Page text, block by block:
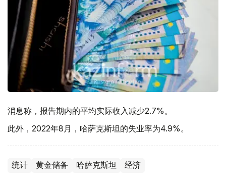
消息称，报告期内的平均实际收入减少2.7%。
此外，2022年8月，哈萨克斯坦的失业率为4.9%。
统计 黄金储备 哈萨克斯坦 经济